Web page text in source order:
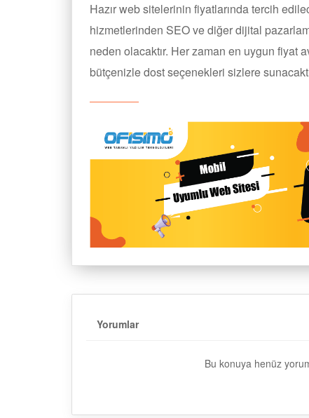
Hazır web sitelerinin fiyatlarında tercih
hizmetlerinden SEO ve diğer dijital
neden olacaktır. Her zaman en uygun fiyat
bütçenizle dost seçenekleri sizlere
Yorumlar
Bu konuya henüz